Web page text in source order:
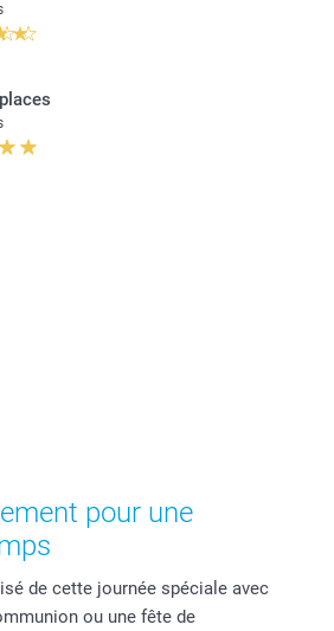
pour une
de cette journée spéciale avec
ou une fête de